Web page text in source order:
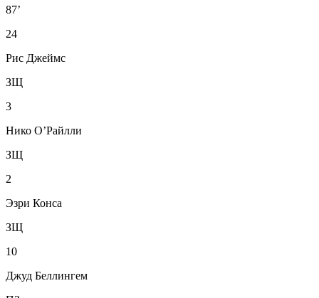
87’
24
Рис Джеймс
ЗЩ
3
Нико О’Райлли
ЗЩ
2
Эзри Конса
ЗЩ
10
Джуд Беллингем